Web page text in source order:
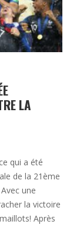
LA
qui a été
de la 21ème
une
la victoire
Après